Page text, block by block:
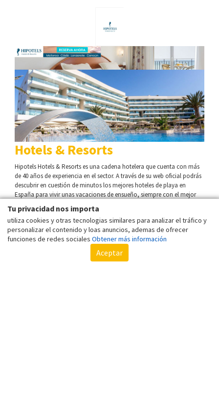
Tu privacidad nos importa
utiliza cookies y otras tecnologias similares para analizar el tráfico y
personalizar el contenido y loas anuncios, ademas de ofrecer
funciones de redes sociales Obtener más información
Aceptar
Hotels & Resorts
Hipotels Hotels & Resorts es una cadena hotelera que cuenta con más
de 40 años de experiencia en el sector. A través de su web oficial podrás
descubrir en cuestión de minutos los mejores hoteles de playa en
España para vivir unas vacaciones de ensueño, siempre con el mejor
HIPOTELS